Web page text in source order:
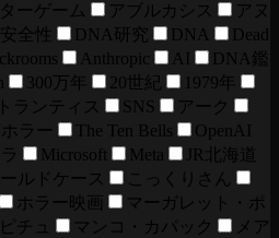
ーゲーム アブルカシス
アヌ
全性 DNA研究 DNA
Dead
Anthropic AI
DNA鑑
300万年 20世紀
1979年
ランティス SNS
アーク
ラー The Ten Bells
OpenAI
Microsoft Meta
JR北海道
ールドケース
こっくりさん
ホラー映画
マーガレット・ポ
チュ マンコ・カパック
メア